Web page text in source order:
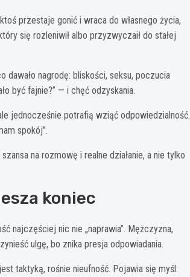
przestaje gonić i wraca do własnego życia,
się rozleniwił albo przyzwyczaił do stałej
nagrodę: bliskości, seksu, poczucia
być fajnie?” — i chęć odzyskania.
jednocześnie potrafią wziąć odpowiedzialność.
spokój”.
na rozmowę i realne działanie, a nie tylko
koniec
najczęściej nic nie „naprawia”. Mężczyzna,
ulgę, bo znika presja odpowiadania.
taktyką, rośnie nieufność. Pojawia się myśl: